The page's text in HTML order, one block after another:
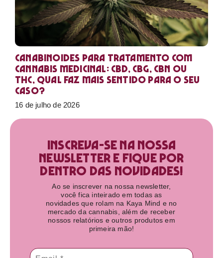
Canabinoides para tratamento com
cannabis medicinal: CBD, CBG, CBN ou
THC, qual faz mais sentido para o seu
caso?
16 de julho de 2026
Inscreva-se na nossa
newsletter e fique por
dentro das novidades!​
Ao se inscrever na nossa newsletter,
você fica inteirado em todas as
novidades que rolam na Kaya Mind e no
mercado da cannabis, além de receber
nossos relatórios e outros produtos em
primeira mão!